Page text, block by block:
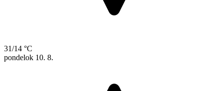
31/14 °C
pondelok 10. 8.